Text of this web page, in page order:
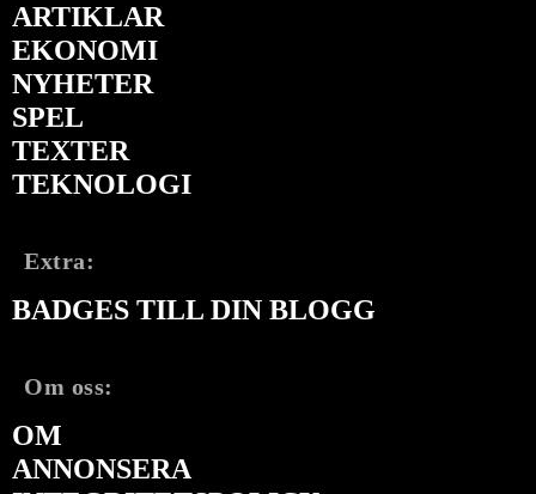
ARTIKLAR
EKONOMI
NYHETER
SPEL
TEXTER
TEKNOLOGI
Extra:
BADGES TILL DIN BLOGG
Om oss:
OM
ANNONSERA